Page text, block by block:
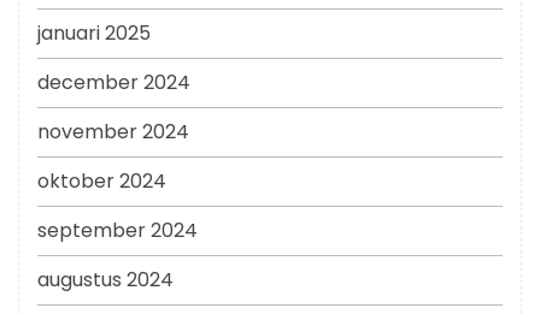
januari 2025
december 2024
november 2024
oktober 2024
september 2024
augustus 2024